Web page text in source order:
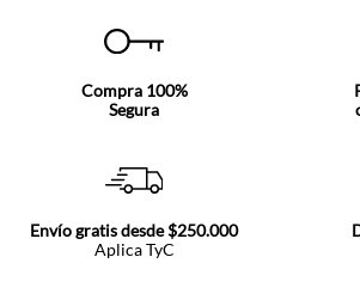
Compra 100%
Segura
Envío gratis desde $250.000
Aplica TyC